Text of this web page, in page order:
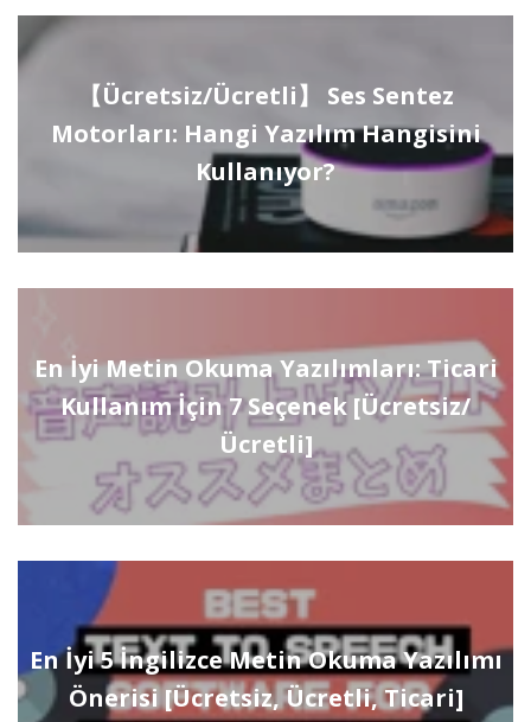
【Ücretsiz/Ücretli】 Ses Sentez
Motorları: Hangi Yazılım Hangisini
Kullanıyor?
En İyi Metin Okuma Yazılımları: Ticari
Kullanım İçin 7 Seçenek [Ücretsiz/
Ücretli]
En İyi 5 İngilizce Metin Okuma Yazılımı
Önerisi [Ücretsiz, Ücretli, Ticari]